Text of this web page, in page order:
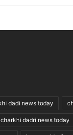
dadi news today
charkhi dadri news today